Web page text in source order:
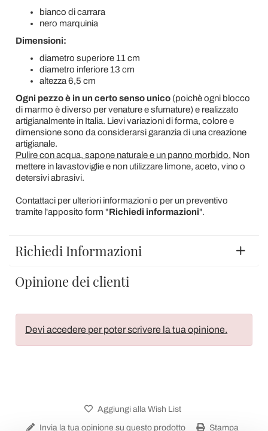
bianco di carrara
nero marquinia
Dimensioni:
diametro superiore 11 cm
diametro inferiore 13 cm
altezza 6,5 cm
Ogni pezzo è in un certo senso unico (poichè ogni blocco
di marmo è diverso per venature e sfumature) e realizzato
artigianalmente in Italia. Lievi variazioni di forma, colore e
dimensione sono da considerarsi garanzia di una creazione
artigianale.
Pulire con acqua, sapone naturale e un panno morbido. Non
mettere in lavastoviglie e non utilizzare limone, aceto, vino o
detersivi abrasivi.
Contattaci per ulteriori informazioni o per un preventivo
tramite l'apposito form "Richiedi informazioni".
Richiedi Informazioni
Opinione dei clienti
Devi accedere per poter scrivere la tua opinione.
Aggiungi alla Wish List
Invia la tua opinione su questo prodotto Stampa